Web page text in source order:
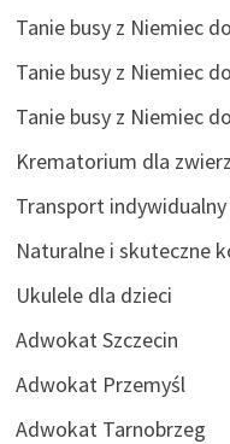
Tanie busy z Niemiec
Tanie busy z Niemiec
Tanie busy z Niemiec
Krematorium dla
Transport indywidualny
Naturalne i skuteczne
Ukulele dla dzieci
Adwokat Szczecin
Adwokat Przemyśl
Adwokat Tarnobrzeg